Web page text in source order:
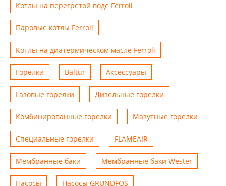
Котлы на перегретой воде Ferroli
Паровые котлы Ferroli
Котлы на диатермическом масле Ferroli
Горелки Baltur Аксессуары
Газовые горелки Дизельные горелки
Комбинированные горелки Мазутные горелки
Специальные горелки FLAMEAIR
Мембранные баки Мембранные баки Wester
Насосы Насосы GRUNDFOS